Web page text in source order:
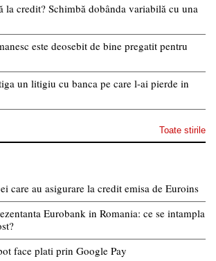
la credit? Schimbă dobânda variabilă cu una
este deosebit de bine pregatit pentru
un litigiu cu banca pe care l-ai pierde in
Toate stirile
care au asigurare la credit emisa de Euroins
Eurobank in Romania: ce se intampla
face plati prin Google Pay